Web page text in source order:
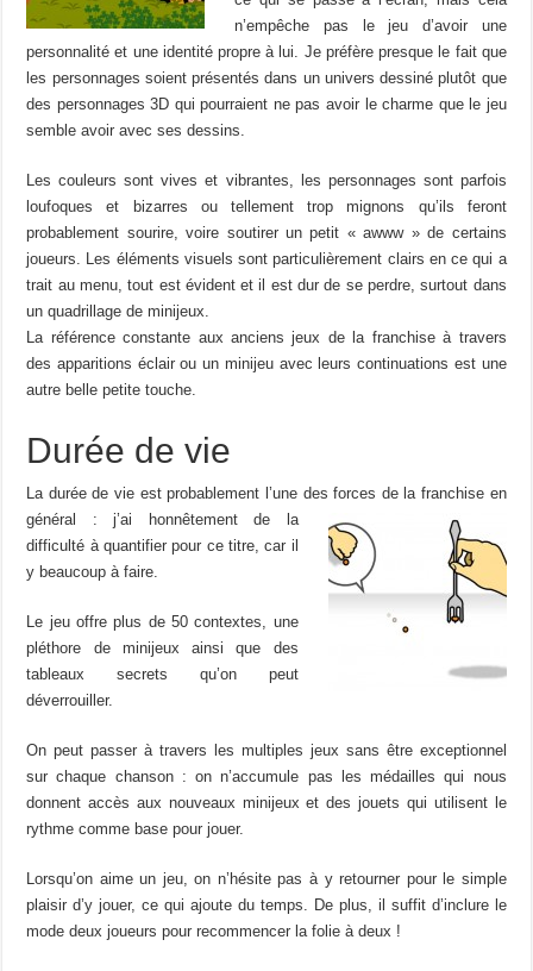
n’empêche pas le jeu d’avoir une
personnalité et une identité propre à lui. Je préfère presque le fait que
les personnages soient présentés dans un univers dessiné plutôt que
des personnages 3D qui pourraient ne pas avoir le charme que le jeu
semble avoir avec ses dessins.
Les couleurs sont vives et vibrantes, les personnages sont parfois
loufoques et bizarres ou tellement trop mignons qu’ils feront
probablement sourire, voire soutirer un petit « awww » de certains
joueurs. Les éléments visuels sont particulièrement clairs en ce qui a
trait au menu, tout est évident et il est dur de se perdre, surtout dans
un quadrillage de minijeux.
La référence constante aux anciens jeux de la franchise à travers
des apparitions éclair ou un minijeu avec leurs continuations est une
autre belle petite touche.
Durée de vie
La durée de vie est probablement l’une des forces de la franchise en
général : j’ai honnêtement de la
difficulté à quantifier pour ce titre, car il
y beaucoup à faire.
Le jeu offre plus de 50 contextes, une
pléthore de minijeux ainsi que des
tableaux secrets qu’on peut
déverrouiller.
On peut passer à travers les multiples jeux sans être exceptionnel
sur chaque chanson : on n’accumule pas les médailles qui nous
donnent accès aux nouveaux minijeux et des jouets qui utilisent le
rythme comme base pour jouer.
Lorsqu’on aime un jeu, on n’hésite pas à y retourner pour le simple
plaisir d’y jouer, ce qui ajoute du temps. De plus, il suffit d’inclure le
mode deux joueurs pour recommencer la folie à deux !